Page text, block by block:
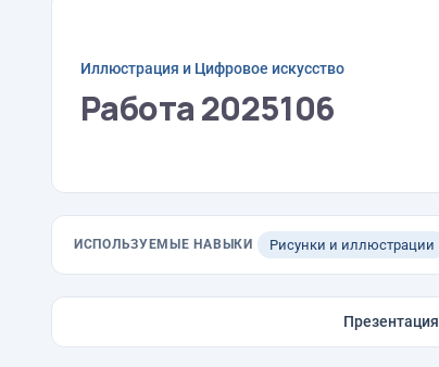
Иллюстрация и Цифровое искусство
Работа 2025106
ИСПОЛЬЗУЕМЫЕ НАВЫКИ Рисунки и иллюстрации
Презентация